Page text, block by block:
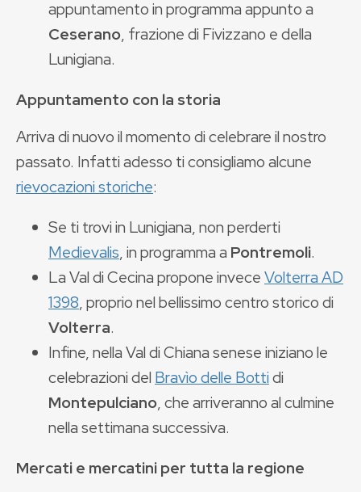
appuntamento in programma appunto a
Ceserano, frazione di Fivizzano e della
Lunigiana.
Appuntamento con la storia
Arriva di nuovo il momento di celebrare il nostro
passato. Infatti adesso ti consigliamo alcune
rievocazioni storiche:
Se ti trovi in Lunigiana, non perderti
Medievalis, in programma a Pontremoli.
La Val di Cecina propone inveceVolterra AD
1398, proprio nel bellissimo centro storico di
Volterra.
Infine, nella Val di Chiana senese iniziano le
celebrazioni del Bravìo delle Bottidi
Montepulciano, che arriveranno al culmine
nella settimana successiva.
Mercati e mercatini per tutta la regione